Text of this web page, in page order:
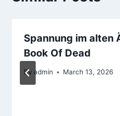
Spannung im alten
Book Of Dead
By admin March 13, 2026